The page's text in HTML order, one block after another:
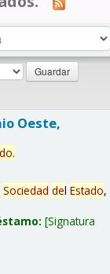
Oeste,
.
Sociedad del Estado,
Signatura